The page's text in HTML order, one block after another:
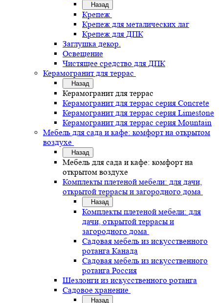
Назад
Крепеж
Крепеж для металических лаг
Крепеж для ДПК
Заглушка декор.
Освещение
Чистящее средство для ДПК
Керамогранит для террас
Назад
Керамогранит для террас
Керамогранит для террас серия Concrete
Керамогранит для террас серия Limestone
Керамогранит для террас серия Mountain
Мебель для сада и кафе: комфорт на открытом
воздухе
Назад
Мебель для сада и кафе: комфорт на
открытом воздухе
Комплекты плетеной мебели: для дачи,
открытой террасы и загородного дома
Назад
Комплекты плетеной мебели: для
дачи, открытой террасы и
загородного дома
Садовая мебель из искусственного
ротанга Канада
Садовая мебель из искусственного
ротанга Россия
Шезлонги из искусственного ротанга
Садовое хранение
Назад